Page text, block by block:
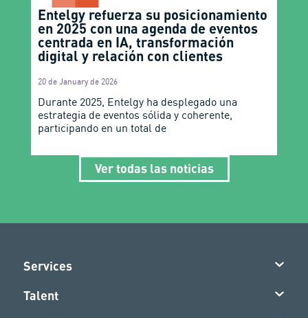
Entelgy refuerza su posicionamiento
en 2025 con una agenda de eventos
centrada en IA, transformación
digital y relación con clientes
20 de January de 2026
Durante 2025, Entelgy ha desplegado una
estrategia de eventos sólida y coherente,
participando en un total de
Ver todas las noticias
Services
Talent